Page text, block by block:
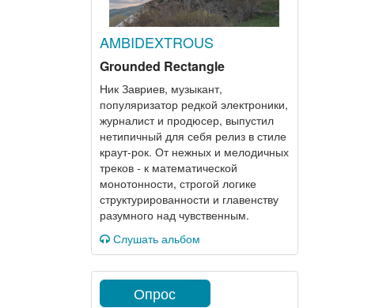
AMBIDEXTROUS
Grounded Rectangle
Ник Завриев, музыкант,
популяризатор редкой электроники,
журналист и продюсер, выпустил
нетипичный для себя релиз в стиле
краут-рок. От нежных и мелодичных
треков - к математической
монотонности, строгой логике
структурированности и главенству
разумного над чувственным.
Слушать альбом
Опрос